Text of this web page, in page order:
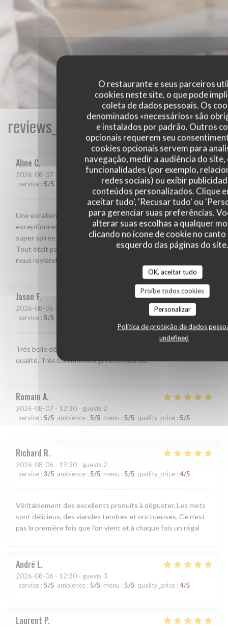
O restaurante e seus parceiros
cookies neste site, o que pode
coleta de dados pessoais. Os
denominados «necessários» são
e instalados por padrão. Outros
opcionais requerem seu
cookies opcionais servem para
navegação, medir a audiência do
funcionalidades (por exemplo,
redes sociais) ou exibir
conteúdos personalizados. Clique
aceitar tudo', 'Recusar tudo' ou
para gerenciar suas preferências.
alterar suas escolhas a qualquer
clicando no ícone de cookie no
esquerdo das páginas do site.
OK, aceitar tudo
Proíbe todos cookies
Personalizar
Política de proteção de dados
undefined
Aline C
2026-08-07 - 20:15 - guests 5
service : 5/5 menu: 5/5 quality_price:5/5
Une excellente adresse ! La viande était tout simplement
exceptionnelle, tendre et savoureuse. Nous avons passé une
super soirée, avec un très bon accueil et une belle ambiance.
Tout était parfait ! Je recommande vivement ce restaurant,
nous reviendrons avec grand plaisir ! 🥩❤️
Jason F
2026-08-06 - 12:30 - guests 2
service : 5/5 quality_price:5/5
Très belle découverte , viande d'exception et service de
qualité. Très bon moment je recommande !
Romain A
2026-08-07 - 12:30 - guests 2
service : 5/5 ambience : 5/5 menu : 5/5 quality_price : 5/5
Richard R
2026-08-06 - 19:30 - guests 2
service : 3/5 ambience : 5/5 menu : 5/5 quality_price : 4/5
Véritablement des excellents produits à déguster. Les mets
sont délicieux, des viandes tendres et onctueuses. Ce n’est
pas la première fois que l’on vient et à chaque fois un régal
André L
2026-08-06 - 12:30 - guests 3
service : 5/5 ambience : 5/5 menu : 5/5 quality_price : 4/5
Laurent P